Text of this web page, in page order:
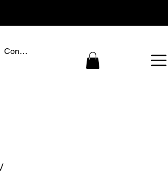
Connectez-vous